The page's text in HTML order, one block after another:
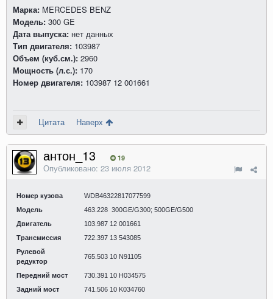
Марка: MERCEDES BENZ
Модель: 300 GE
Дата выпуска: нет данных
Тип двигателя: 103987
Объем (куб.см.): 2960
Мощность (л.с.): 170
Номер двигателя: 103987 12 001661
Цитата Наверх
антон_13 19
Опубликовано: 23 июля 2012
Номер кузова
WDB46322817077599
Модель
463.228 300GE/G300; 500GE/G500
Двигатель
103.987 12 001661
Трансмиссия
722.397 13 543085
Рулевой
редуктор
765.503 10 N91105
Передний мост
730.391 10 H034575
Задний мост
741.506 10 K034760